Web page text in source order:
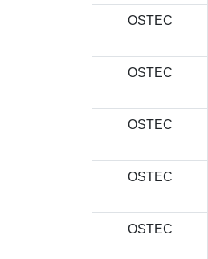
OSTEC
OSTEC
OSTEC
OSTEC
OSTEC